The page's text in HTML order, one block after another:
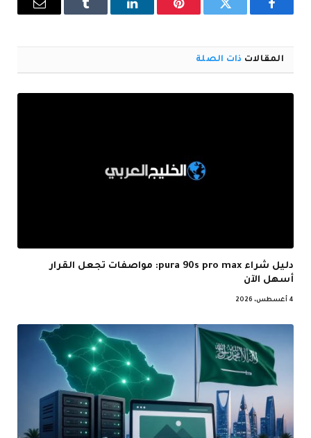
فيسبوك تويتر بينتيريستلينكدإن Tumblr
البريد
المقالات ذات الصلة
دليل شراء pura 90s pro max: مواصفات تجعل القرار
أسهل الآن
4 أغسطس، 2026